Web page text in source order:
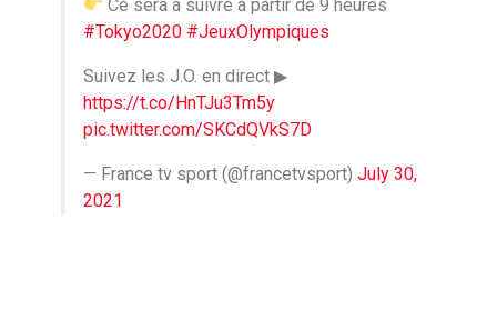
Ce sera à suivre à partir de 9 heures
#Tokyo2020 #JeuxOlympiques
Suivez les J.O. en direct ▶
https://t.co/HnTJu3Tm5y
pic.twitter.com/SKCdQVkS7D
— France tv sport (@francetvsport) July 30,
2021